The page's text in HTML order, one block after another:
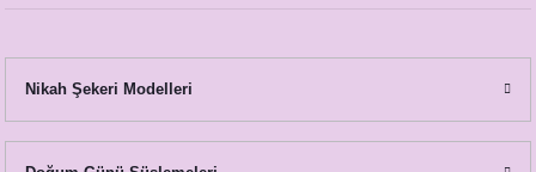
Nikah Şekeri Modelleri